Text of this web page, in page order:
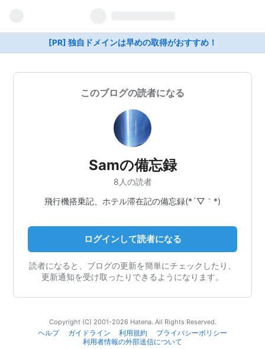
[PR] 独自ドメインは早めの取得がおすすめ！
このブログの読者になる
Samの備忘録
8人の読者
飛行機搭乗記、ホテル滞在記の備忘録(*´▽｀*)
ログインして読者になる
読者になると、ブログの更新を簡単にチェックしたり、
更新通知を受け取ったりできるようになります。
Copyright (C) 2001-2026 Hatena. All Rights Reserved.
ヘルプ
ガイドライン 利用規約
プライバシーポリシー
利用者情報の外部送信について